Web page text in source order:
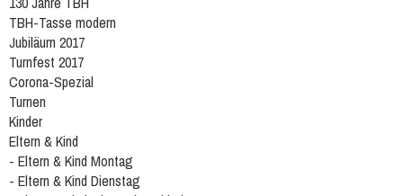
TBH-Tasse modern
Jubiläum 2017
Turnfest 2017
Corona-Spezial
Turnen
Kinder
Eltern & Kind
- Eltern & Kind Montag
- Eltern & Kind Dienstag